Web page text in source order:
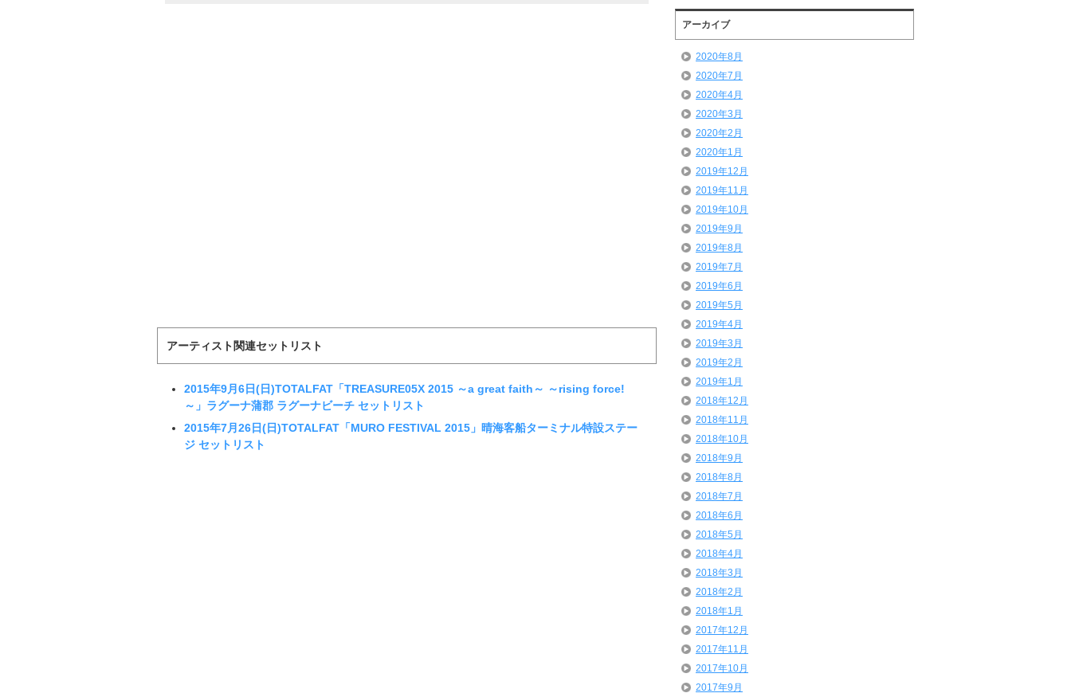
アーティスト関連セットリスト
2015年9月6日(日)TOTALFAT「TREASURE05X 2015 ～a great faith～ ～rising force!
～」ラグーナ蒲郡 ラグーナビーチ セットリスト
2015年7月26日(日)TOTALFAT「MURO FESTIVAL 2015」晴海客船ターミナル特設ステー
ジ セットリスト
アーカイブ
2020年8月
2020年7月
2020年4月
2020年3月
2020年2月
2020年1月
2019年12月
2019年11月
2019年10月
2019年9月
2019年8月
2019年7月
2019年6月
2019年5月
2019年4月
2019年3月
2019年2月
2019年1月
2018年12月
2018年11月
2018年10月
2018年9月
2018年8月
2018年7月
2018年6月
2018年5月
2018年4月
2018年3月
2018年2月
2018年1月
2017年12月
2017年11月
2017年10月
2017年9月